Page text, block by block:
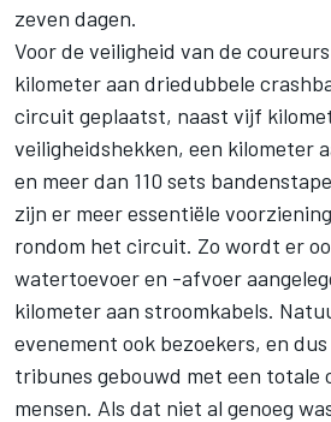
zeven dagen.
Voor de veiligheid van de
kilometer aan driedubbele
circuit geplaatst, naast vijf
veiligheidshekken, een kilometer
en meer dan 110 sets
zijn er meer essentiële
rondom het circuit. Zo wordt er
watertoevoer en -afvoer
kilometer aan stroomkabels.
evenement ook bezoekers, en
tribunes gebouwd met een totale
mensen. Als dat niet al genoeg